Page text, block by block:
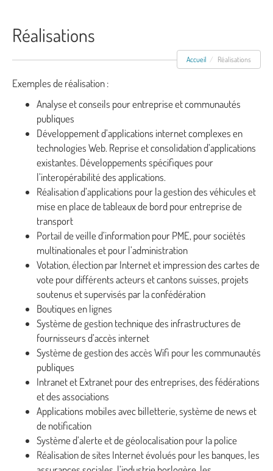
Réalisations
Accueil Réalisations
Exemples de réalisation :
Analyse et conseils pour entreprise et communautés
publiques
Développement d’applications internet complexes en
technologies Web. Reprise et consolidation d’applications
existantes. Développements spécifiques pour
l’interopérabilité des applications.
Réalisation d’applications pour la gestion des véhicules et
mise en place de tableaux de bord pour entreprise de
transport
Portail de veille d’information pour PME, pour sociétés
multinationales et pour l’administration
Votation, élection par Internet et impression des cartes de
vote pour différents acteurs et cantons suisses, projets
soutenus et supervisés par la confédération
Boutiques en lignes
Système de gestion technique des infrastructures de
fournisseurs d’accès internet
Système de gestion des accès Wifi pour les communautés
publiques
Intranet et Extranet pour des entreprises, des fédérations
et des associations
Applications mobiles avec billetterie, système de news et
de notification
Système d’alerte et de géolocalisation pour la police
Réalisation de sites Internet évolués pour les banques, les